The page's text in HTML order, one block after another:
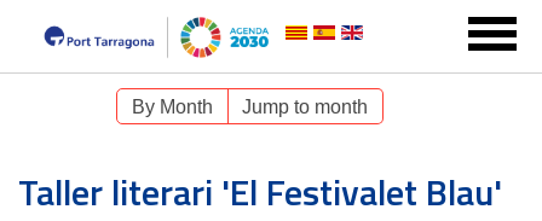
By Month Jump to month
Taller literari 'El Festivalet Blau'